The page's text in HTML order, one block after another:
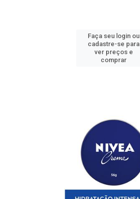
Faça seu login ou
cadastre-se para
ver preços e
comprar